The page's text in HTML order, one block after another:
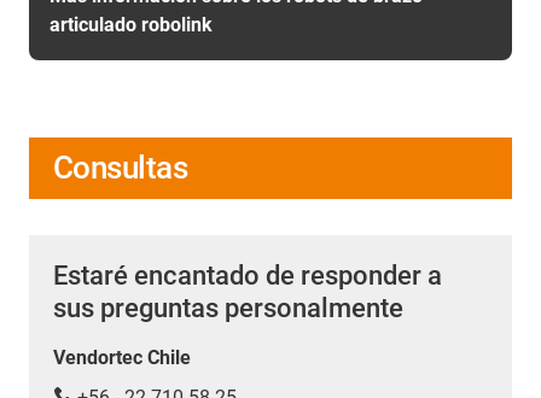
articulado robolink
Consultas
Estaré encantado de responder a
sus preguntas personalmente
Vendortec Chile